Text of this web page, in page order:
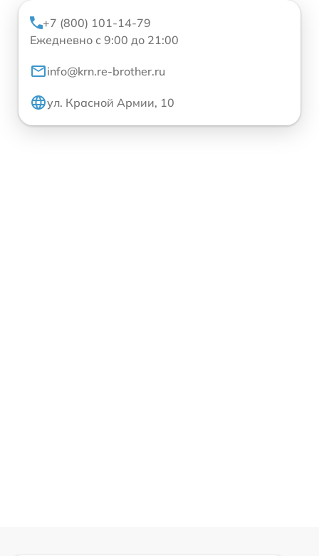
+7 (800) 101-14-79
Ежедневно с 9:00 до 21:00
info@krn.re-brother.ru
ул. Красной Армии, 10